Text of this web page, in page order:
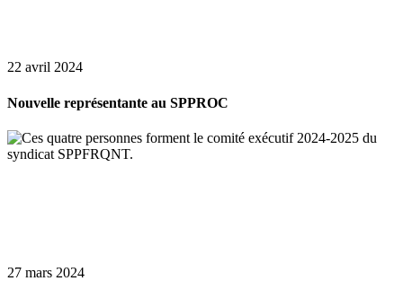
22 avril 2024
Nouvelle représentante au SPPROC
27 mars 2024